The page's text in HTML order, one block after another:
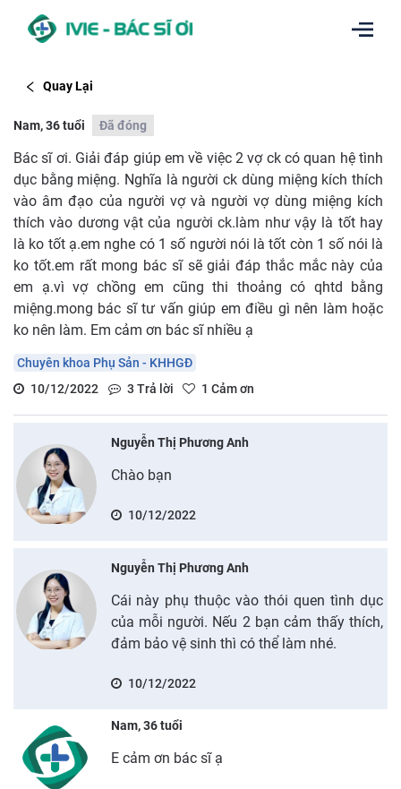
Quay Lại
Nam, 36 tuổi Đã đóng
Bác sĩ ơi. Giải đáp giúp em về việc 2 vợ ck có quan hệ tình
dục bằng miệng. Nghĩa là người ck dùng miệng kích thích
vào âm đạo của người vợ và người vợ dùng miệng kích
thích vào dương vật của người ck.làm như vậy là tốt hay
là ko tốt ạ.em nghe có 1 số người nói là tốt còn 1 số nói là
ko tốt.em rất mong bác sĩ sẽ giải đáp thắc mắc này của
em ạ.vì vợ chồng em cũng thi thoảng có qhtd bằng
miệng.mong bác sĩ tư vấn giúp em điều gì nên làm hoặc
ko nên làm. Em cảm ơn bác sĩ nhiều ạ
Chuyên khoa Phụ Sản - KHHGĐ
10/12/2022
3 Trả lời 1 Cảm ơn
Nguyễn Thị Phương Anh
Chào bạn
10/12/2022
Nguyễn Thị Phương Anh
Cái này phụ thuộc vào thói quen tình dục
của mỗi người. Nếu 2 bạn cảm thấy thích,
đảm bảo vệ sinh thì có thể làm nhé.
10/12/2022
Nam, 36 tuổi
E cảm ơn bác sĩ ạ